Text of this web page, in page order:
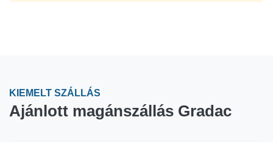
KIEMELT SZÁLLÁS
Ajánlott magánszállás Gradac